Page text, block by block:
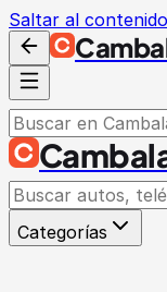
Saltar al
Categorías